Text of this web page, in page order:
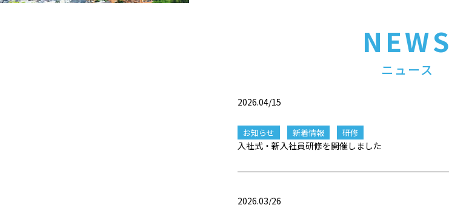
NEWS
ニュース
2026.04/15
お知らせ 新着情報 研修
入社式・新入社員研修を開催しました
2026.03/26